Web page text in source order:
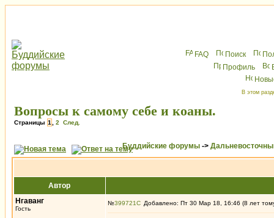
FAQ Поиск
Профиль
В этом
Вопросы к самому себе и коаны.
Страницы 1 2 След.
Буддийские форумы ->
Автор
Нгаванг
Гость
№399721 Добавлено: Пт 30 Мар 18, 16:46 (8 лет